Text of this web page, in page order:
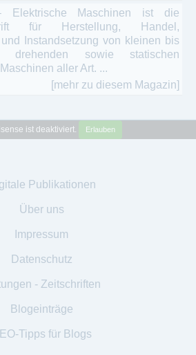
Elektrische Maschinen ist die
für Herstellung, Handel,
Instandsetzung von kleinen bis
drehenden sowie statischen
aller Art. ...
[mehr zu diesem Magazin]
ist deaktiviert. Erlauben
Publikationen
Über uns
Impressum
Datenschutz
- Zeitschriften
Blogeinträge
Tipps für Blogs